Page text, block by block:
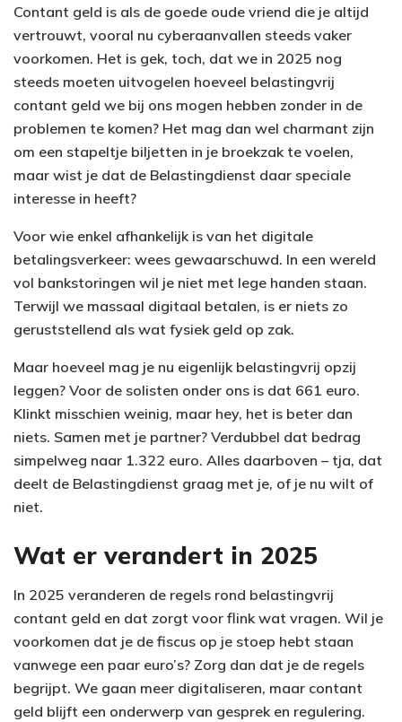
Contant geld is als de goede oude vriend die je altijd
vertrouwt, vooral nu cyberaanvallen steeds vaker
voorkomen. Het is gek, toch, dat we in 2025 nog
steeds moeten uitvogelen hoeveel belastingvrij
contant geld we bij ons mogen hebben zonder in de
problemen te komen? Het mag dan wel charmant zijn
om een stapeltje biljetten in je broekzak te voelen,
maar wist je dat de Belastingdienst daar speciale
interesse in heeft?
Voor wie enkel afhankelijk is van het digitale
betalingsverkeer: wees gewaarschuwd. In een wereld
vol bankstoringen wil je niet met lege handen staan.
Terwijl we massaal digitaal betalen, is er niets zo
geruststellend als wat fysiek geld op zak.
Maar hoeveel mag je nu eigenlijk belastingvrij opzij
leggen? Voor de solisten onder ons is dat 661 euro.
Klinkt misschien weinig, maar hey, het is beter dan
niets. Samen met je partner? Verdubbel dat bedrag
simpelweg naar 1.322 euro. Alles daarboven – tja, dat
deelt de Belastingdienst graag met je, of je nu wilt of
niet.
Wat er verandert in 2025
In 2025 veranderen de regels rond belastingvrij
contant geld en dat zorgt voor flink wat vragen. Wil je
voorkomen dat je de fiscus op je stoep hebt staan
vanwege een paar euro’s? Zorg dan dat je de regels
begrijpt. We gaan meer digitaliseren, maar contant
geld blijft een onderwerp van gesprek en regulering.